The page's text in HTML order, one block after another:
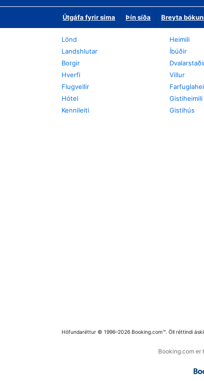
Útgáfa fyrir síma Þín síða Breyta
Lönd
Landshlutar
Borgir
Hverfi
Flugvellir
Hótel
Kennileiti
Heimili
Íbúðir
Villur
Gistiheimili
Gistihús
Höfundaréttur © 1996–2026 Booking.com™. Öll réttindi
Booking.com er